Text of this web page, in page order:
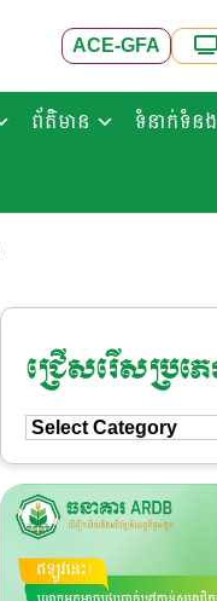
ACE-GFA
ព័ត៌មាន ទំនាក់ទំនង
ជ្រើសរើសប្រភ
ជ្រើសរើស
ប្រភេទ